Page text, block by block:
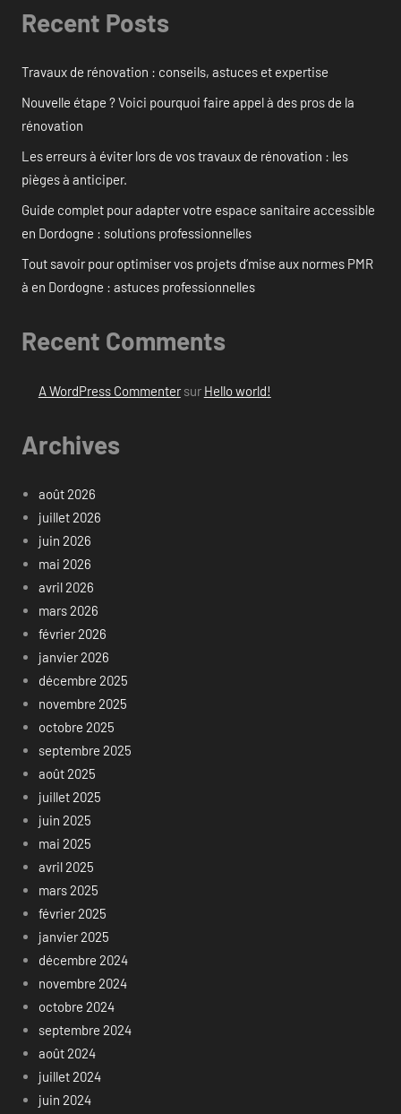
Recent Posts
Travaux de rénovation : conseils, astuces et expertise
Nouvelle étape ? Voici pourquoi faire appel à des pros de la
rénovation
Les erreurs à éviter lors de vos travaux de rénovation : les
pièges à anticiper.
Guide complet pour adapter votre espace sanitaire accessible
en Dordogne : solutions professionnelles
Tout savoir pour optimiser vos projets d’mise aux normes PMR
à en Dordogne : astuces professionnelles
Recent Comments
A WordPress Commentersur Hello world!
Archives
août 2026
juillet 2026
juin 2026
mai 2026
avril 2026
mars 2026
février 2026
janvier 2026
décembre 2025
novembre 2025
octobre 2025
septembre 2025
août 2025
juillet 2025
juin 2025
mai 2025
avril 2025
mars 2025
février 2025
janvier 2025
décembre 2024
novembre 2024
octobre 2024
septembre 2024
août 2024
juillet 2024
juin 2024